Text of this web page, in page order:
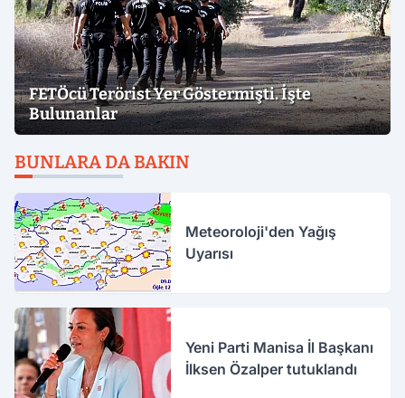
FETÖcü Terörist Yer Göstermişti. İşte
Bulunanlar
BUNLARA DA BAKIN
Meteoroloji'den Yağış
Uyarısı
Yeni Parti Manisa İl Başkanı
İlksen Özalper tutuklandı